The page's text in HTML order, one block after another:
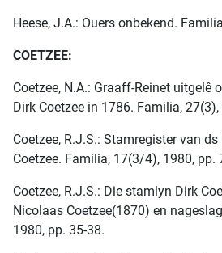
Heese, J.A.: Ouers onbekend.
COETZEE:
Coetzee, N.A.: Graaff-Reinet uitgelê
Dirk Coetzee in 1786. Familia,
Coetzee, R.J.S.: Stamregister van
Coetzee. Familia, 17(3/4), 1980, pp.
Coetzee, R.J.S.: Die stamlyn Dirk
Nicolaas Coetzee(1870) en
1980, pp. 35-38.